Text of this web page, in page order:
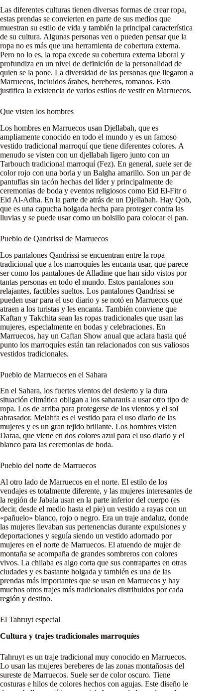
Las diferentes culturas tienen diversas formas de crear ropa,
estas prendas se convierten en parte de sus medios que
muestran su estilo de vida y también la principal característica
de su cultura. Algunas personas ven o pueden pensar que la
ropa no es más que una herramienta de cobertura externa.
Pero no lo es, la ropa excede su cobertura externa laboral y
profundiza en un nivel de definición de la personalidad de
quien se la pone. La diversidad de las personas que llegaron a
Marruecos, incluidos árabes, bereberes, romanos. Esto
justifica la existencia de varios estilos de vestir en Marruecos.
Que visten los hombres
Los hombres en Marruecos usan Djellabah, que es
ampliamente conocido en todo el mundo y es un famoso
vestido tradicional marroquí que tiene diferentes colores. A
menudo se visten con un djellabah ligero junto con un
Tarbouch tradicional marroquí (Fez). En general, suele ser de
color rojo con una borla y un Balgha amarillo. Son un par de
pantuflas sin tacón hechas del líder y principalmente de
ceremonias de boda y eventos religiosos como Eid El-Fitr o
Eid Al-Adha. En la parte de atrás de un Djellabah. Hay Qob,
que es una capucha holgada hecha para proteger contra las
lluvias y se puede usar como un bolsillo para colocar el pan.
Pueblo de Qandrissi de Marruecos
Los pantalones Qandrissi se encuentran entre la ropa
tradicional que a los marroquíes les encanta usar, que parece
ser como los pantalones de Alladine que han sido vistos por
tantas personas en todo el mundo. Estos pantalones son
relajantes, factibles sueltos. Los pantalones Qandrissi se
pueden usar para el uso diario y se notó en Marruecos que
atraen a los turistas y les encanta. También conviene que
Kaftan y Takchita sean las ropas tradicionales que usan las
mujeres, especialmente en bodas y celebraciones. En
Marruecos, hay un Caftan Show anual que aclara hasta qué
punto los marroquíes están tan relacionados con sus valiosos
vestidos tradicionales.
Pueblo de Marruecos en el Sahara
En el Sahara, los fuertes vientos del desierto y la dura
situación climática obligan a los saharauis a usar otro tipo de
ropa. Los de arriba para protegerse de los vientos y el sol
abrasador. Melahfa es el vestido para el uso diario de las
mujeres y es un gran tejido brillante. Los hombres visten
Daraa, que viene en dos colores azul para el uso diario y el
blanco para las ceremonias de boda.
Pueblo del norte de Marruecos
Al otro lado de Marruecos en el norte. El estilo de los
vendajes es totalmente diferente, y las mujeres interesantes de
la región de Jabala usan en la parte inferior del cuerpo (es
decir, desde el medio hasta el pie) un vestido a rayas con un
«pañuelo» blanco, rojo o negro. Era un traje andaluz, donde
las mujeres llevaban sus pertenencias durante expulsiones y
deportaciones y seguía siendo un vestido adornado por
mujeres en el norte de Marruecos. El atuendo de mujer de
montaña se acompaña de grandes sombreros con colores
vivos. La chilaba es algo corta que sus contrapartes en otras
ciudades y es bastante holgada y también es una de las
prendas más importantes que se usan en Marruecos y hay
muchos otros trajes más tradicionales distribuidos por cada
región y destino.
El Tahruyt especial
Cultura y trajes tradicionales marroquíes
Tahruyt es un traje tradicional muy conocido en Marruecos.
Lo usan las mujeres bereberes de las zonas montañosas del
sureste de Marruecos. Suele ser de color oscuro. Tiene
costuras e hilos de colores hechos con agujas. Este diseño le